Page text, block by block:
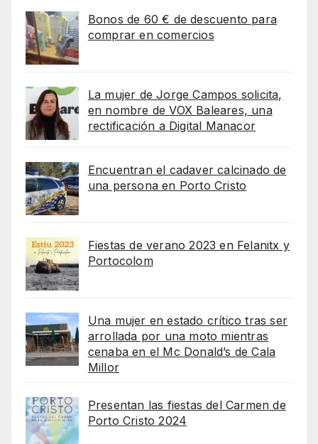
Bonos de 60 € de descuento para
comprar en comercios
La mujer de Jorge Campos solicita,
en nombre de VOX Baleares, una
rectificación a Digital Manacor
Encuentran el cadaver calcinado de
una persona en Porto Cristo
Fiestas de verano 2023 en Felanitx y
Portocolom
Una mujer en estado crítico tras ser
arrollada por una moto mientras
cenaba en el Mc Donald’s de Cala
Millor
Presentan las fiestas del Carmen de
Porto Cristo 2024